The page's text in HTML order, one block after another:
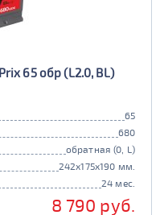
65 обр (L2.0, BL)
65
680
обратная (0, L)
242x175x190 мм.
24 мес.
8 790 руб.